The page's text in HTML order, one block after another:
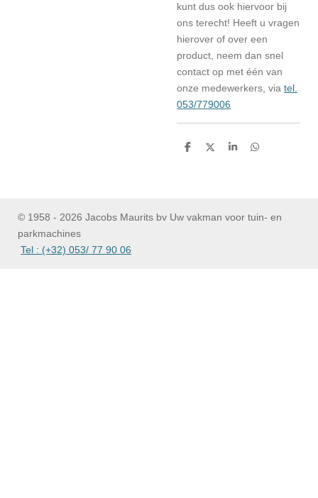
kunt dus ook hiervoor bij
ons terecht! Heeft u vragen
hierover of over een
product, neem dan snel
contact op met één van
onze medewerkers, via tel.
053/779006
D
D
S
D
© 1958 - 2026 Jacobs Maurits bv Uw vakman voor tuin- en
parkmachines
Tel : (+32) 053/ 77 90 06